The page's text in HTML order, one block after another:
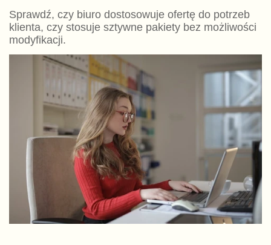
Sprawdź, czy biuro dostosowuje ofertę do potrzeb
klienta, czy stosuje sztywne pakiety bez możliwości
modyfikacji.